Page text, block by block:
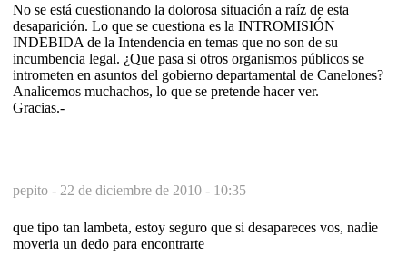
No se está cuestionando la dolorosa situación a raíz de esta
desaparición. Lo que se cuestiona es la INTROMISIÓN
INDEBIDA de la Intendencia en temas que no son de su
incumbencia legal. ¿Que pasa si otros organismos públicos se
intrometen en asuntos del gobierno departamental de Canelones?
Analicemos muchachos, lo que se pretende hacer ver.
Gracias.-
pepito - 22 de diciembre de 2010 - 10:35
que tipo tan lambeta, estoy seguro que si desapareces vos, nadie
moveria un dedo para encontrarte